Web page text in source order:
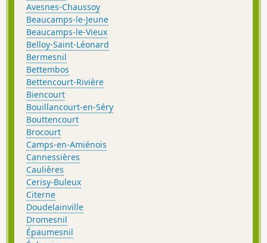
Avesnes-Chaussoy
Beaucamps-le-Jeune
Beaucamps-le-Vieux
Belloy-Saint-Léonard
Bermesnil
Bettembos
Bettencourt-Rivière
Biencourt
Bouillancourt-en-Séry
Bouttencourt
Brocourt
Camps-en-Amiénois
Cannessières
Caulières
Cerisy-Buleux
Citerne
Doudelainville
Dromesnil
Épaumesnil